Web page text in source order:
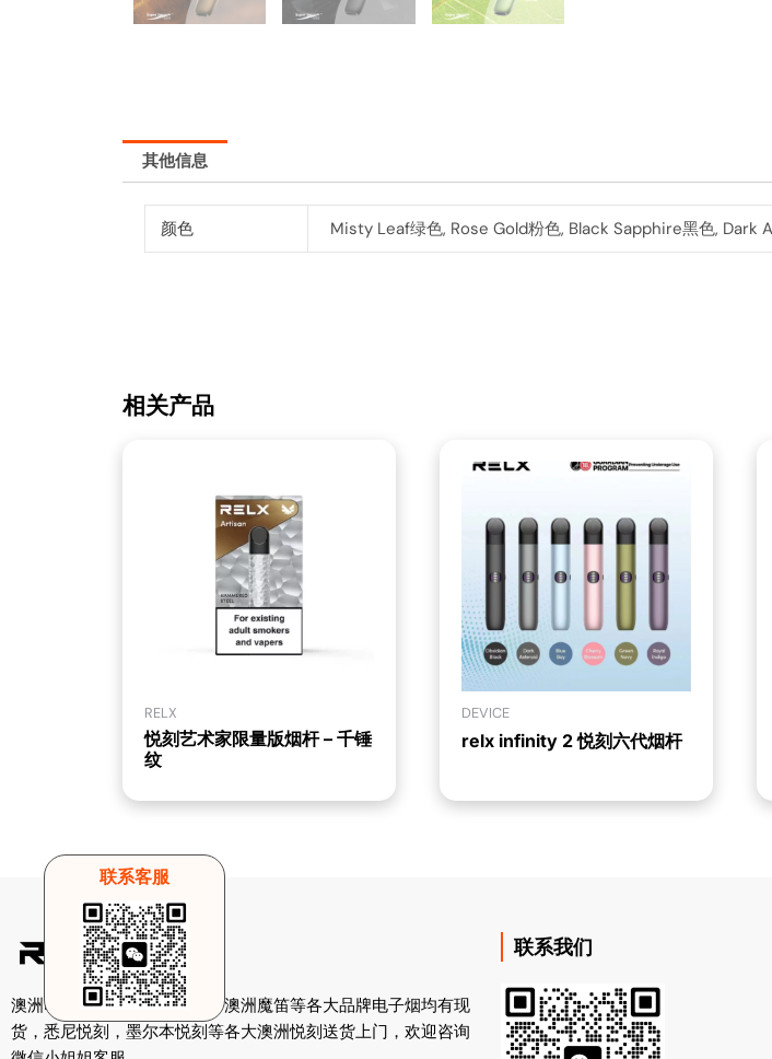
其他信息
颜色 Misty Leaf绿色, Rose Gold粉色, Black Sapphire黑色,
相关产品
RELX
悦刻艺术家限量版烟杆 – 千锤
纹
DEVICE
relx infinity 2 悦刻六代烟杆
澳洲电子烟招商，澳洲悦刻，澳洲魔笛等各大品牌电子烟均有现
货，悉尼悦刻，墨尔本悦刻等各大澳洲悦刻送货上门，欢迎咨询
联系我们
联系客服